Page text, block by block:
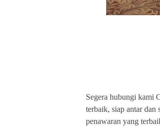
Segera hubungi kami
terbaik, siap antar dan
penawaran yang